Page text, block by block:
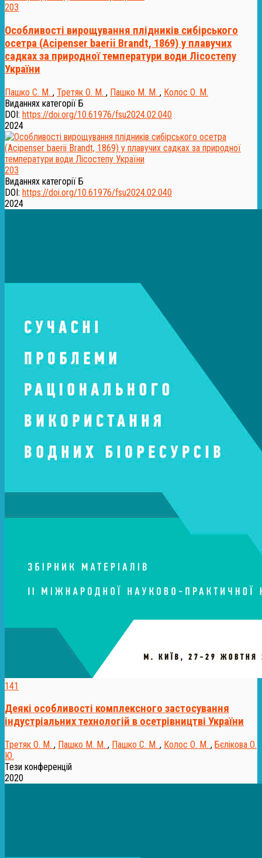
203
Особливості вирощування плідників сибірського
осетра (Acipenser baerii Brandt, 1869) у плавучих
садках за природної температури води Лісостепу
України
Пашко С. М. , Третяк О. М. , Пашко М. М. , Колос О. М.
Виданнях категорії Б
DOI: https://doi.org/10.61976/fsu2024.02.040
2024
203
Виданнях категорії Б
DOI: https://doi.org/10.61976/fsu2024.02.040
2024
141
Деякі особливості комплексного застосування
індустріальних технологій в осетрівництві України
Третяк О. М. , Пашко М. М. , Пашко С. М. , Колос О. М. , Бєлікова О.
Ю.
Тези конференцій
2020